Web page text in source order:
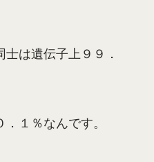
は遺伝子上９９．
１％なんです。